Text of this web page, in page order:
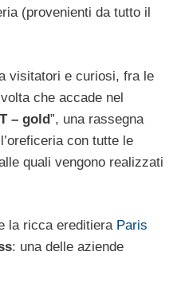
(provenienti da tutto il
visitatori e curiosi, fra le
che accade nel
T – gold”, una rassegna
con tutte le
quali vengono realizzati
la ricca ereditiera Paris
: una delle aziende